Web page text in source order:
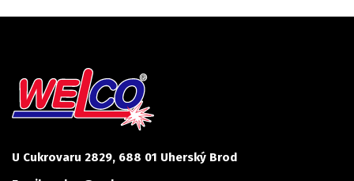
U Cukrovaru 2829, 688 01 Uherský Brod